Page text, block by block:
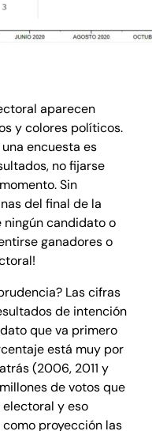
aparecen
y colores políticos.
encuesta es
no fijarse
Sin
del final de la
candidato o
ganadores o
Las cifras
de intención
que va primero
está muy por
(2006, 2011 y
de votos que
y eso
proyección las